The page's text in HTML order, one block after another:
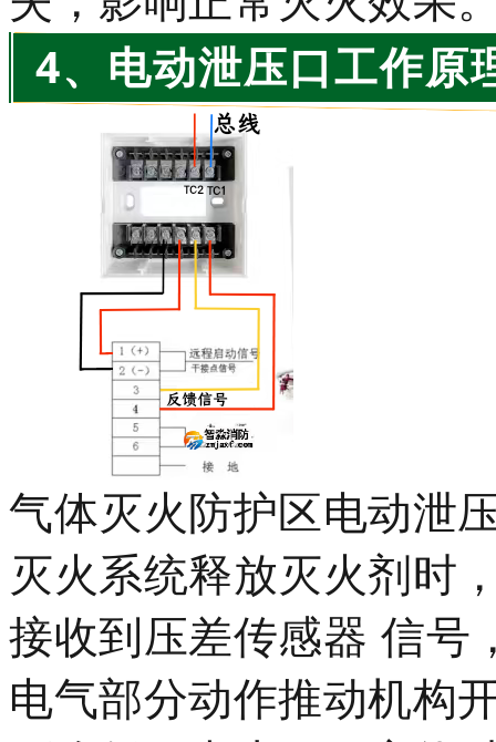
4、电动泄压口工作原
气体灭火防护区电动泄
灭火系统释放灭火剂时
接收到压差传感器 信号
电气部分动作推动机构